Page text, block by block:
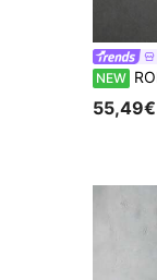
NEW
55,49€